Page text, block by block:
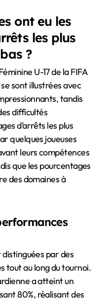
ont eu les
les plus
?
U-17 de la FIFA
sont illustrées avec
tandis
difficultés
d’arrêts les plus
quelques joueuses
leurs compétences
que les pourcentages
des domaines à
distinguées par des
tout au long du tournoi.
a atteint un
80%, réalisant des